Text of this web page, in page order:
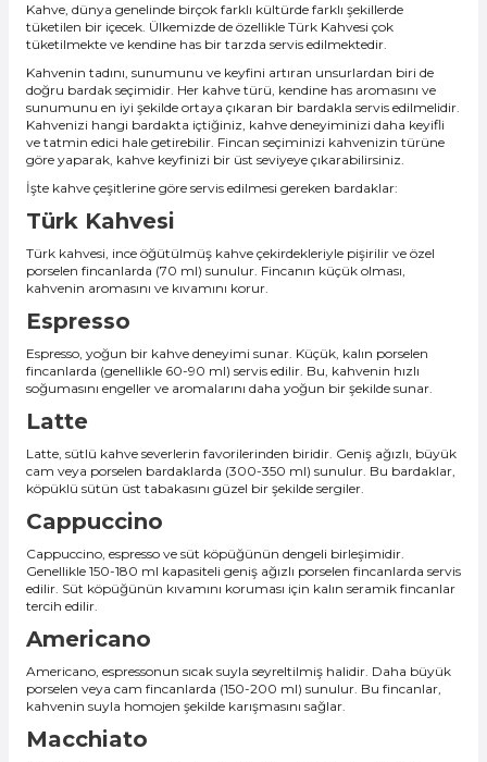
Kahve, dünya genelinde birçok farklı kültürde farklı şekillerde
tüketilen bir içecek. Ülkemizde de özellikle Türk Kahvesi çok
tüketilmekte ve kendine has bir tarzda servis edilmektedir.
Kahvenin tadını, sunumunu ve keyfini artıran unsurlardan biri de
doğru bardak seçimidir. Her kahve türü, kendine has aromasını ve
sunumunu en iyi şekilde ortaya çıkaran bir bardakla servis edilmelidir.
Kahvenizi hangi bardakta içtiğiniz, kahve deneyiminizi daha keyifli
ve tatmin edici hale getirebilir. Fincan seçiminizi kahvenizin türüne
göre yaparak, kahve keyfinizi bir üst seviyeye çıkarabilirsiniz.
İşte kahve çeşitlerine göre servis edilmesi gereken bardaklar:
Türk Kahvesi
Türk kahvesi, ince öğütülmüş kahve çekirdekleriyle pişirilir ve özel
porselen fincanlarda (70 ml) sunulur. Fincanın küçük olması,
kahvenin aromasını ve kıvamını korur.
Espresso
Espresso, yoğun bir kahve deneyimi sunar. Küçük, kalın porselen
fincanlarda (genellikle 60-90 ml) servis edilir. Bu, kahvenin hızlı
soğumasını engeller ve aromalarını daha yoğun bir şekilde sunar.
Latte
Latte, sütlü kahve severlerin favorilerinden biridir. Geniş ağızlı, büyük
cam veya porselen bardaklarda (300-350 ml) sunulur. Bu bardaklar,
köpüklü sütün üst tabakasını güzel bir şekilde sergiler.
Cappuccino
Cappuccino, espresso ve süt köpüğünün dengeli birleşimidir.
Genellikle 150-180 ml kapasiteli geniş ağızlı porselen fincanlarda servis
edilir. Süt köpüğünün kıvamını koruması için kalın seramik fincanlar
tercih edilir.
Americano
Americano, espressonun sıcak suyla seyreltilmiş halidir. Daha büyük
porselen veya cam fincanlarda (150-200 ml) sunulur. Bu fincanlar,
kahvenin suyla homojen şekilde karışmasını sağlar.
Macchiato